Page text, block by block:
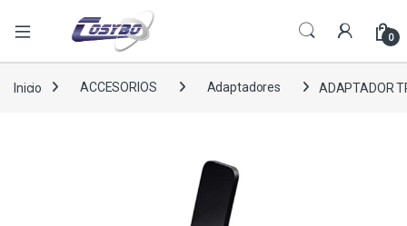
0
Inicio ACCESORIOS Adaptadores ADAPTADOR